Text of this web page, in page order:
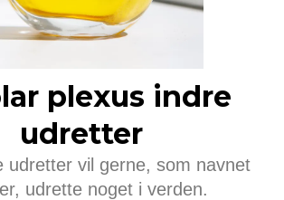
plexus indre
udretter
udretter vil gerne, som navnet
udrette noget i verden.